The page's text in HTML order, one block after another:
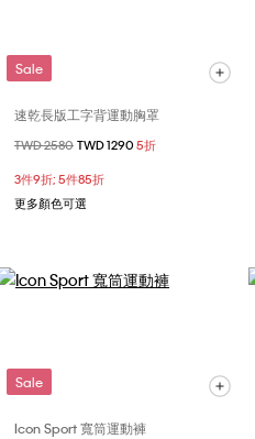
Sale
速乾長版工字背運動胸罩
價格扣減從
TWD 2580 至
TWD 1290 5折
3件9折; 5件85折
更多顏色可選
Sale
Icon Sport 寬筒運動褲